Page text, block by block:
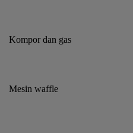
Kompor dan gas
Mesin waffle